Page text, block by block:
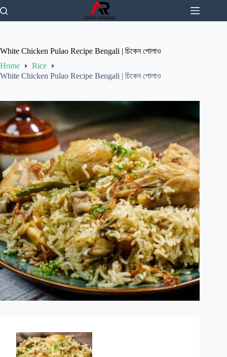
to
content
White Chicken Pulao Recipe Bengali | চিকেন পোলাও
Home
Rice
White Chicken Pulao Recipe Bengali | চিকেন পোলাও